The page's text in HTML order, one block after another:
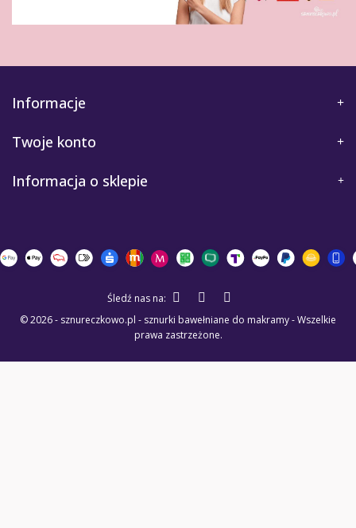
Informacje
Twoje konto
Informacja o sklepie
© 2026 - sznureczkowo.pl - sznurki bawełniane do makramy - Wszelkie
prawa zastrzeżone.
Śledź nas na: